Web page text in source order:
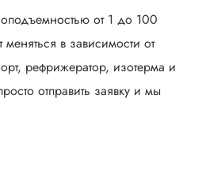
от 1 до 100
в зависимости от
рефрижератор, изотерма и
отправить заявку и мы